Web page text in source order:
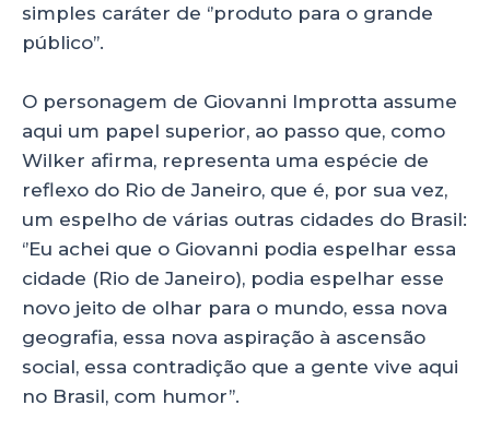
simples caráter de ‘’produto para o grande
público’’.
O personagem de Giovanni Improtta assume
aqui um papel superior, ao passo que, como
Wilker afirma, representa uma espécie de
reflexo do Rio de Janeiro, que é, por sua vez,
um espelho de várias outras cidades do Brasil:
‘’Eu achei que o Giovanni podia espelhar essa
cidade (Rio de Janeiro), podia espelhar esse
novo jeito de olhar para o mundo, essa nova
geografia, essa nova aspiração à ascensão
social, essa contradição que a gente vive aqui
no Brasil, com humor’’.